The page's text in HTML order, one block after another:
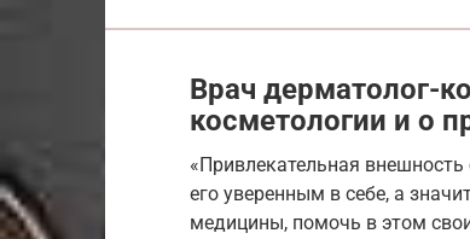
Врач дерматолог-
косметологии и о
«Привлекательная
его уверенным в себе, а
медицины, помочь в этом